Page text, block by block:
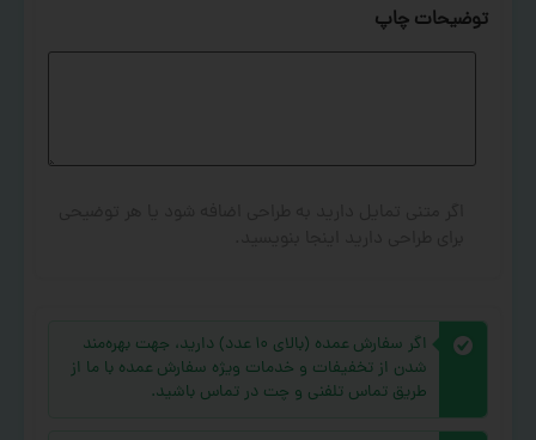
توضیحات چاپ
اگر سفارش عمده (بالای ۱۰ عدد) دارید، جهت بهره‌مند
شدن از تخفیفات و خدمات ویژه سفارش عمده با ما از
طریق تماس تلفنی و چت در تماس باشید.